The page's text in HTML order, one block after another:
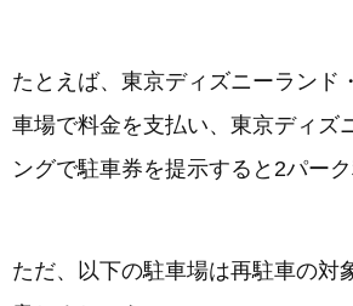
たとえば、東京ディズニーランド
車場で料金を支払い、東京ディズ
ングで駐車券を提示すると2パーク
ただ、以下の駐車場は再駐車の対